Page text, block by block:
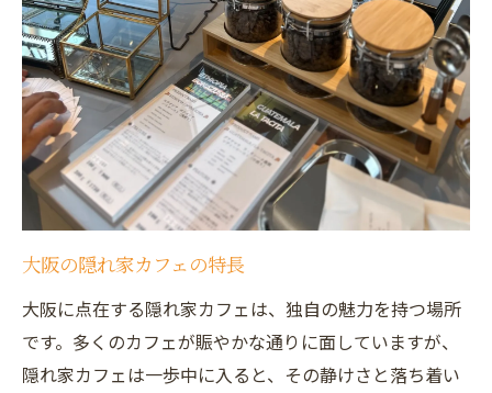
大阪の隠れ家カフェの特長
大阪に点在する隠れ家カフェは、独自の魅力を持つ場所
です。多くのカフェが賑やかな通りに面していますが、
隠れ家カフェは一歩中に入ると、その静けさと落ち着い